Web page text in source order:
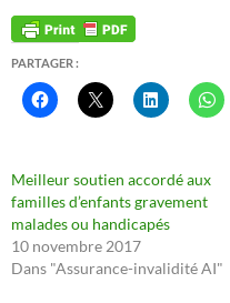
PARTAGER :
Meilleur soutien accordé aux
familles d’enfants gravement
malades ou handicapés
10 novembre 2017
Dans "Assurance-invalidité AI"